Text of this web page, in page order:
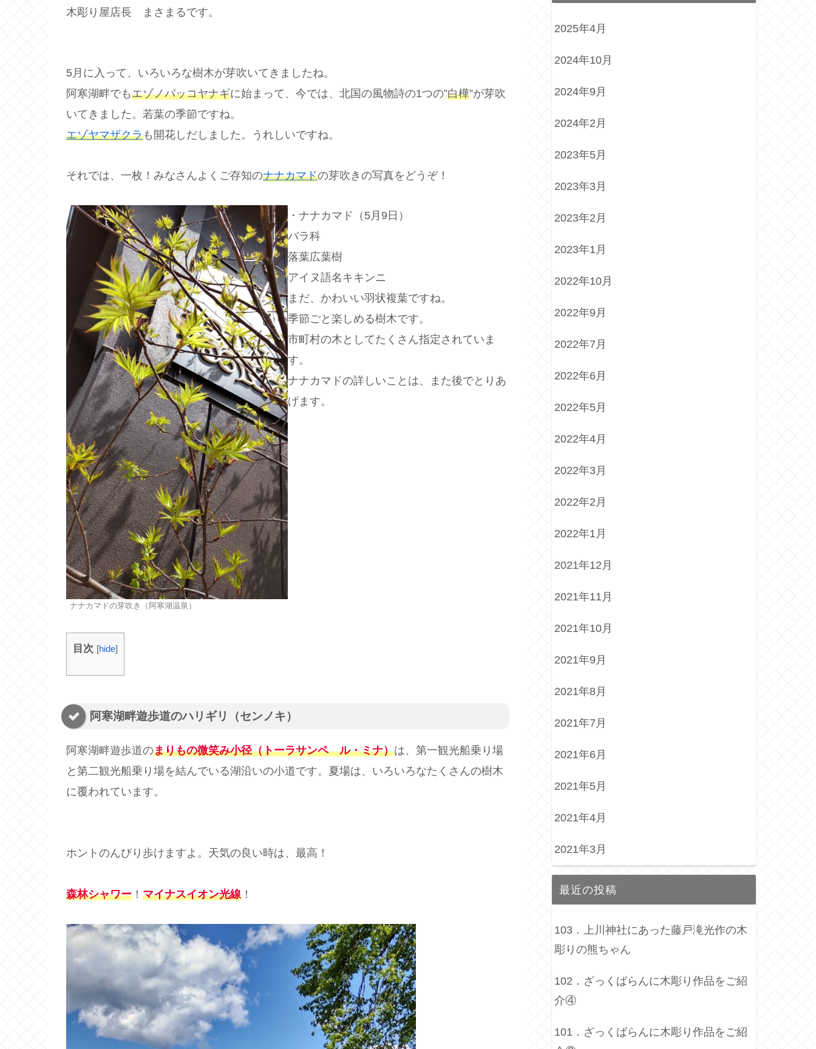
木彫り屋店長 まさまるです。
5月に入って、いろいろな樹木が芽吹いてきましたね。
阿寒湖畔でもエゾノバッコヤナギに始まって、今では、北国の風物詩の1つの”白樺”が芽吹
いてきました。若葉の季節ですね。
エゾヤマザクラも開花しだしました。うれしいですね。
それでは、一枚！みなさんよくご存知のナナカマドの芽吹きの写真をどうぞ！
ナナカマドの芽吹き（阿寒湖温泉）
・ナナカマド（5月9日）
バラ科
落葉広葉樹
アイヌ語名キキンニ
まだ、かわいい羽状複葉ですね。
季節ごと楽しめる樹木です。
市町村の木としてたくさん指定されていま
す。
ナナカマドの詳しいことは、また後でとりあ
げます。
目次 [hide]
阿寒湖畔遊歩道のハリギリ（センノキ）
阿寒湖畔遊歩道のまりもの微笑み小径（トーラサンペ ル・ミナ）は、第一観光船乗り場
と第二観光船乗り場を結んでいる湖沿いの小道です。夏場は、いろいろなたくさんの樹木
に覆われています。
ホントのんびり歩けますよ。天気の良い時は、最高！
森林シャワー ！ マイナスイオン光線 ！
2025年4月
2024年10月
2024年9月
2024年2月
2023年5月
2023年3月
2023年2月
2023年1月
2022年10月
2022年9月
2022年7月
2022年6月
2022年5月
2022年4月
2022年3月
2022年2月
2022年1月
2021年12月
2021年11月
2021年10月
2021年9月
2021年8月
2021年7月
2021年6月
2021年5月
2021年4月
2021年3月
最近の投稿
103．上川神社にあった藤戸滝光作の木
彫りの熊ちゃん
102．ざっくばらんに木彫り作品をご紹
介④
101．ざっくばらんに木彫り作品をご紹